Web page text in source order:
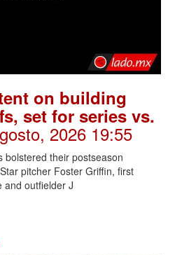
on building
set for series vs.
2026 19:55
bolstered their postseason
pitcher Foster Griffin, first
and outfielder J